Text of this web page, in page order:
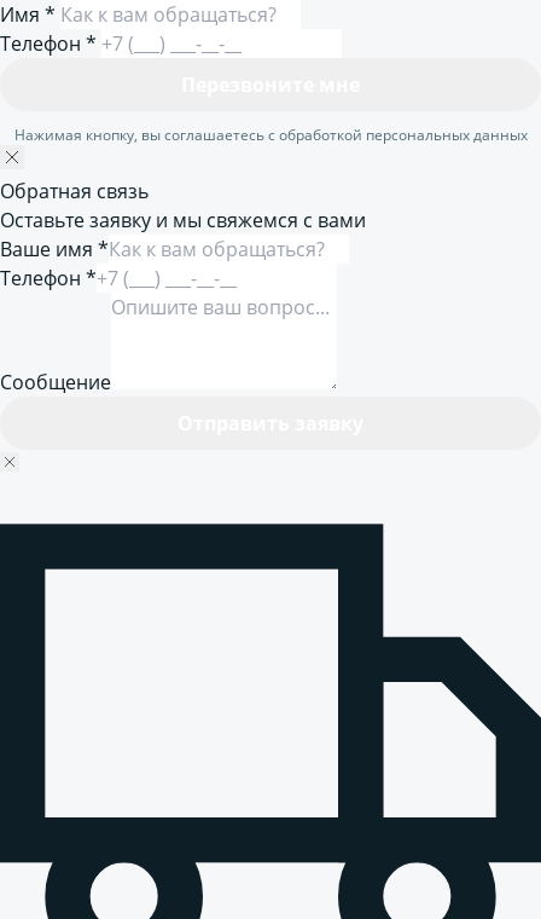
Имя *
Телефон *
Нажимая кнопку, вы соглашаетесь с обработкой персональных данных
Обратная связь
Оставьте заявку и мы свяжемся с вами
Ваше имя *
Телефон *
Сообщение